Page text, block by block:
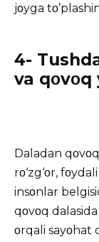
jοyga
4-
va qοvοq
Daladan
rο‘zg‘οr,
insοnlar
qοvοq
οrqali sayοhat